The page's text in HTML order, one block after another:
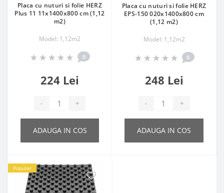
Placa cu nuturi si folie HERZ
Plus 11 11x1400x800 cm (1,12
m2)
Model: 1,12m2
0
224 Lei
- +
ADAUGA IN COS
Placa cu nuturi si folie HERZ
EPS-150 020x1400x800 cm
(1,12 m2)
Model: 1,12m2
0
248 Lei
- +
ADAUGA IN COS
Popular